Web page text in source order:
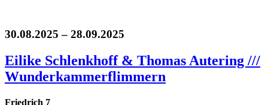
30.08.2025 – 28.09.2025
Eilike Schlenkhoff & Thomas Autering ///
Wunderkammerflimmern
Friedrich 7